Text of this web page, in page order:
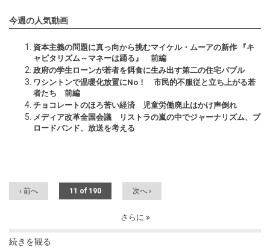
今週の人気動画
資本主義の問題に真っ向から挑むマイケル・ムーアの新作 『キ
ャピタリズム～マネーは踊る』 前編
政府の学生ローンが若者を餌食に生み出す第二の住宅バブル
ワシントンで温暖化放置にNo！ 市民的不服従と立ち上がる若
者たち 前編
チョコレートのほろ苦い経済 児童労働廃止はかけ声倒れ
メディア改革全国会議 リストラの嵐の中でジャーナリズム、ブ
ロードバンド、放送を考える
‹ 前へ 11 of 190 次へ ›
さらに
続きを観る